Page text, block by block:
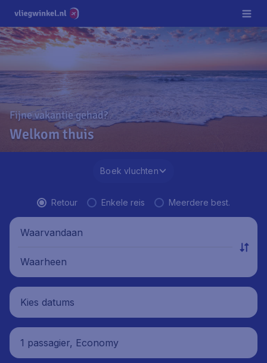
Fijne vakantie gehad?
Welkom thuis
Boek vluchten
Retour Enkele reis Meerdere best.
Waarvandaan
Waarheen
Kies datums
1 passagier, Economy